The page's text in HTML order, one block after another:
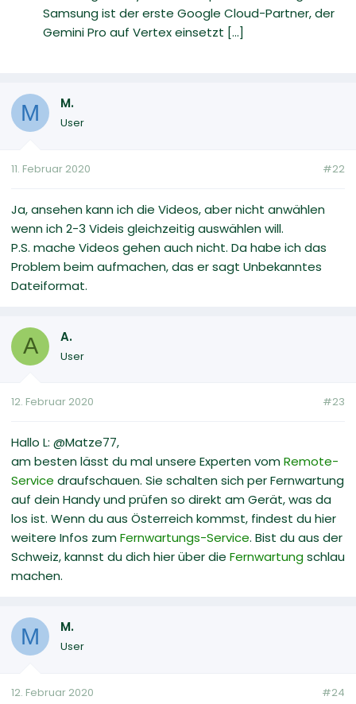
Samsung ist der erste Google Cloud-Partner, der
Gemini Pro auf Vertex einsetzt [...]
M M.
User
11. Februar 2020 #22
Ja, ansehen kann ich die Videos, aber nicht anwählen
wenn ich 2-3 Videis gleichzeitig auswählen will.
P.S. mache Videos gehen auch nicht. Da habe ich das
Problem beim aufmachen, das er sagt Unbekanntes
Dateiformat.
A A.
User
12. Februar 2020 #23
Hallo L: @Matze77,
am besten lässt du mal unsere Experten vomRemote-
Service draufschauen. Sie schalten sich per Fernwartung
auf dein Handy und prüfen so direkt am Gerät, was da
los ist. Wenn du aus Österreich kommst, findest du hier
weitere Infos zumFernwartungs-Service. Bist du aus der
Schweiz, kannst du dich hier über die Fernwartung schlau
machen.
M M.
User
12. Februar 2020 #24